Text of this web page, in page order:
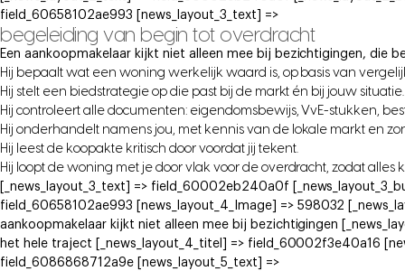
field_60658102ae993 [news_layout_3_text] =>
begeleiding van begin tot overdracht
Een aankoopmakelaar kijkt niet alleen mee bij bezichtigingen, die
Hij bepaalt wat een woning werkelijk waard is, op basis van
Hij stelt een biedstrategie op die past bij de markt én bij jouw situatie.
Hij controleert alle documenten: eigendomsbewijs, VvE-stukken,
Hij onderhandelt namens jou, met kennis van de lokale markt en
Hij leest de koopakte kritisch door voordat jij tekent.
Hij loopt de woning met je door vlak voor de overdracht, zodat alles
[_news_layout_3_text] => field_60002eb240a0f
field_60658102ae993 [news_layout_4_Image] => 598032
aankoopmakelaar kijkt niet alleen mee bij bezichtigingen
het hele traject [_news_layout_4_titel] => field_60002f3e40a16
field_6086868712a9e [news_layout_5_text] =>